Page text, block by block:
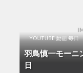
YOUTUBE 動画 毎日
羽鳥慎一モー
日